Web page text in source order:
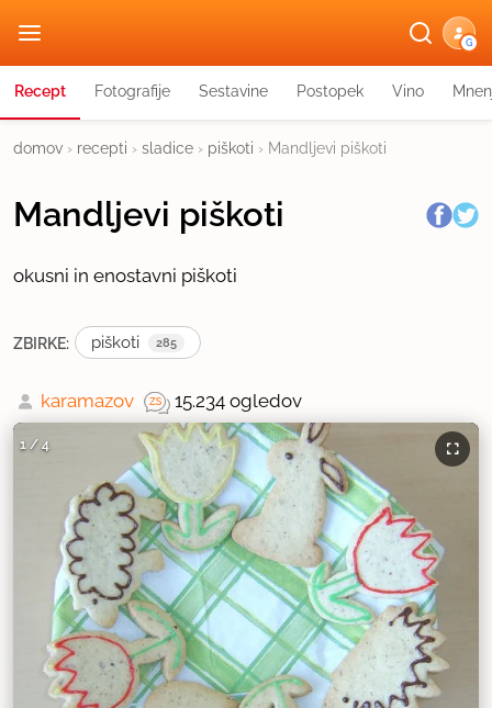
G
Recept Fotografije Sestavine Postopek Vino
domov › recepti › sladice › piškoti › Mandljevi piškoti
Mandljevi piškoti
okusni in enostavni piškoti
ZBIRKE: piškoti 285
karamazov 15.234 ogledov
1 /4